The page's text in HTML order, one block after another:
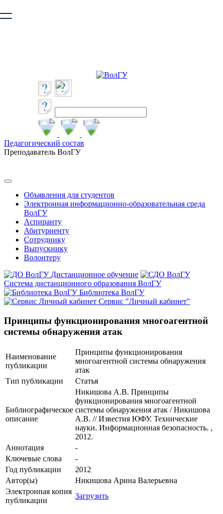
безопасную работу с сайтом. Пожалуйста
Педагогический состав
Преподаватель ВолГУ
Объявления для студентов
Электронная информационно-образовательная среда
ВолГУ
Аспиранту
Абитуриенту
Сотруднику
Выпускнику
Волонтеру
Дистанционное обучение
Система дистанционного образования ВолГУ
Библиотека ВолГУ
Сервис "Личный кабинет"
Принципы функционирования многоагентной
системы обнаружения атак
Наименование
публикации
Принципы функционирования
многоагентной системы обнаружения
атак
Тип публикации
Статья
Библиографическое
описание
Никишова А.В. Принципы
функционирования многоагентной
системы обнаружения атак / Никишова
А.В. // Известия ЮФУ. Технические
науки. Информационная безопасность. ,
2012.
Аннотация
-
Ключевые cлова
-
Год публикации
2012
Автор(ы)
Никишова Арина Валерьевна
Электронная копия
публикации
Загрузить